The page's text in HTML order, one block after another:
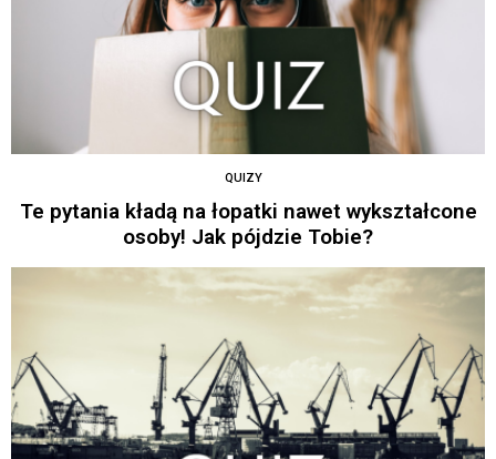
QUIZY
Te pytania kładą na łopatki nawet wykształcone
osoby! Jak pójdzie Tobie?